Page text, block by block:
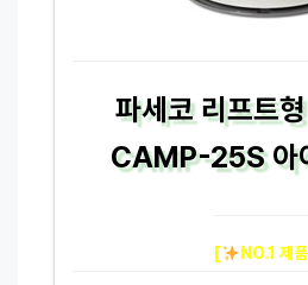
파세코 리프트
CAMP-25S 아
[ NO.1 제